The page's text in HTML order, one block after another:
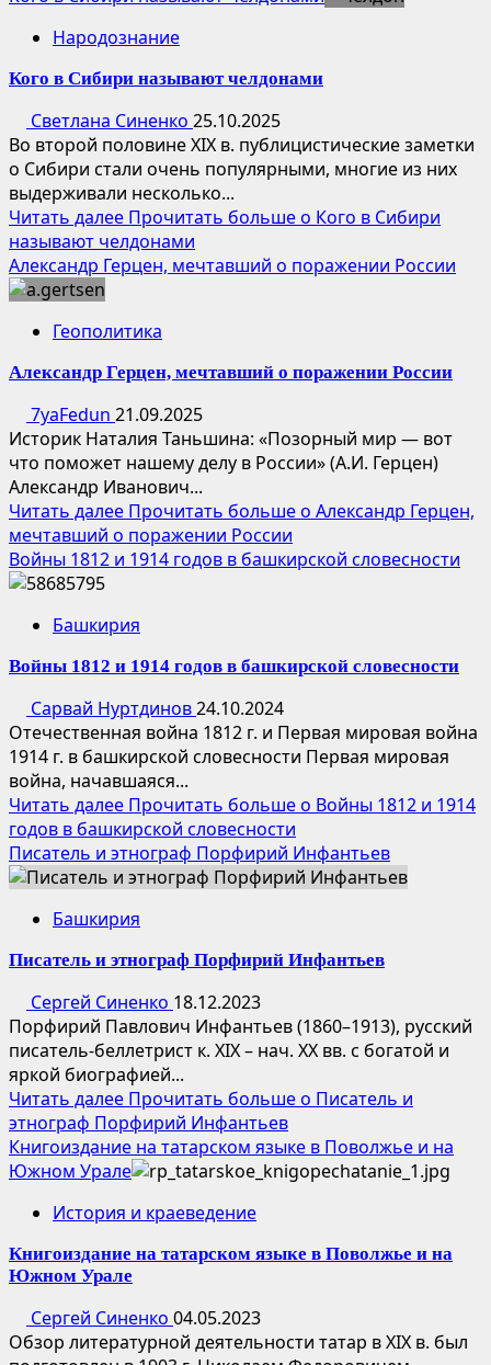
Народознание
Кого в Сибири называют челдонами
Светлана Синенко 25.10.2025
Во второй половине XIX в. публицистические заметки
о Сибири стали очень популярными, многие из них
выдерживали несколько...
Читать далее Прочитать больше о Кого в Сибири
называют челдонами
Александр Герцен, мечтавший о поражении России
Геополитика
Александр Герцен, мечтавший о поражении России
7yaFedun 21.09.2025
Историк Наталия Таньшина: «Позорный мир — вот
что поможет нашему делу в России» (А.И. Герцен)
Александр Иванович...
Читать далее Прочитать больше о Александр Герцен,
мечтавший о поражении России
Войны 1812 и 1914 годов в башкирской словесности
Башкирия
Войны 1812 и 1914 годов в башкирской словесности
Сарвай Нуртдинов24.10.2024
Отечественная война 1812 г. и Первая мировая война
1914 г. в башкирской словесности Первая мировая
война, начавшаяся...
Читать далее Прочитать больше о Войны 1812 и 1914
годов в башкирской словесности
Писатель и этнограф Порфирий Инфантьев
Башкирия
Писатель и этнограф Порфирий Инфантьев
Сергей Синенко 18.12.2023
Порфирий Павлович Инфантьев (1860–1913), русский
писатель-беллетрист к. XIX – нач. XX вв. с богатой и
яркой биографией...
Читать далее Прочитать больше о Писатель и
этнограф Порфирий Инфантьев
Книгоиздание на татарском языке в Поволжье и на
Южном Урале
История и краеведение
Книгоиздание на татарском языке в Поволжье и на
Южном Урале
Сергей Синенко 04.05.2023
Обзор литературной деятельности татар в XIX в. был